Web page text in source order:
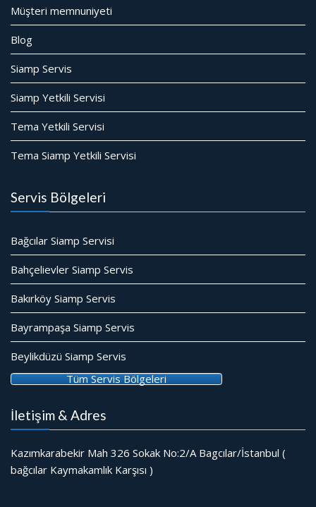
Müşteri memnuniyeti
Blog
Siamp Servis
Siamp Yetkili Servisi
Tema Yetkili Servisi
Tema Siamp Yetkili Servisi
Servis Bölgeleri
Bağcılar Siamp Servisi
Bahçelievler Siamp Servis
Bakırköy Siamp Servis
Bayrampaşa Siamp Servis
Beylikdüzü Siamp Servis
Tüm Servis Bölgeleri
İletişim & Adres
Kazımkarabekir Mah 326 Sokak No:2/A Bagcılar/İstanbul (
bağcılar Kaymakamlık Karşısı )